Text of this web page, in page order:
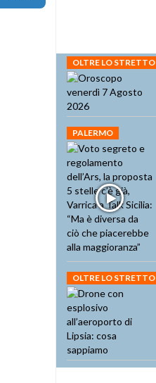
OLTRE LO STRETTO
PALERMO
OLTRE LO STRETTO